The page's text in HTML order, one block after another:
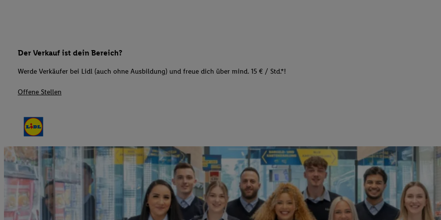
Der Verkauf ist dein Bereich?
Werde Verkäufer bei Lidl (auch ohne Ausbildung) und freue dich über mind. 15 € / Std.*!
Offene Stellen